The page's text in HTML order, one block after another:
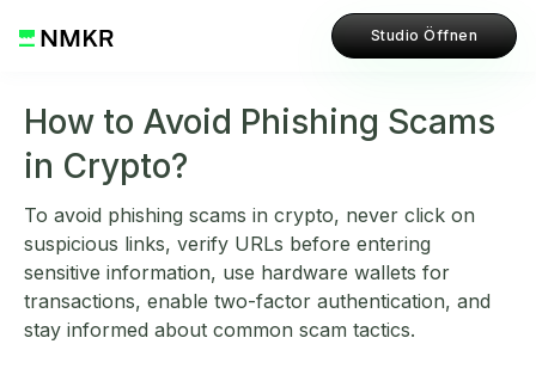
Studio Öffnen
How to Avoid Phishing Scams
in Crypto?
To avoid phishing scams in crypto, never click on
suspicious links, verify URLs before entering
sensitive information, use hardware wallets for
transactions, enable two-factor authentication, and
stay informed about common scam tactics.